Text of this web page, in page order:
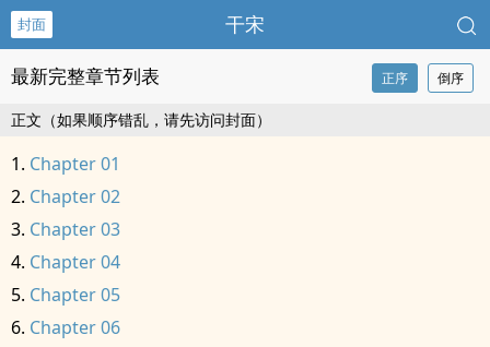
封面 干宋
最新完整章节列表 正序 倒序
正文（如果顺序错乱，请先访问封面）
Chapter 01
Chapter 02
Chapter 03
Chapter 04
Chapter 05
Chapter 06